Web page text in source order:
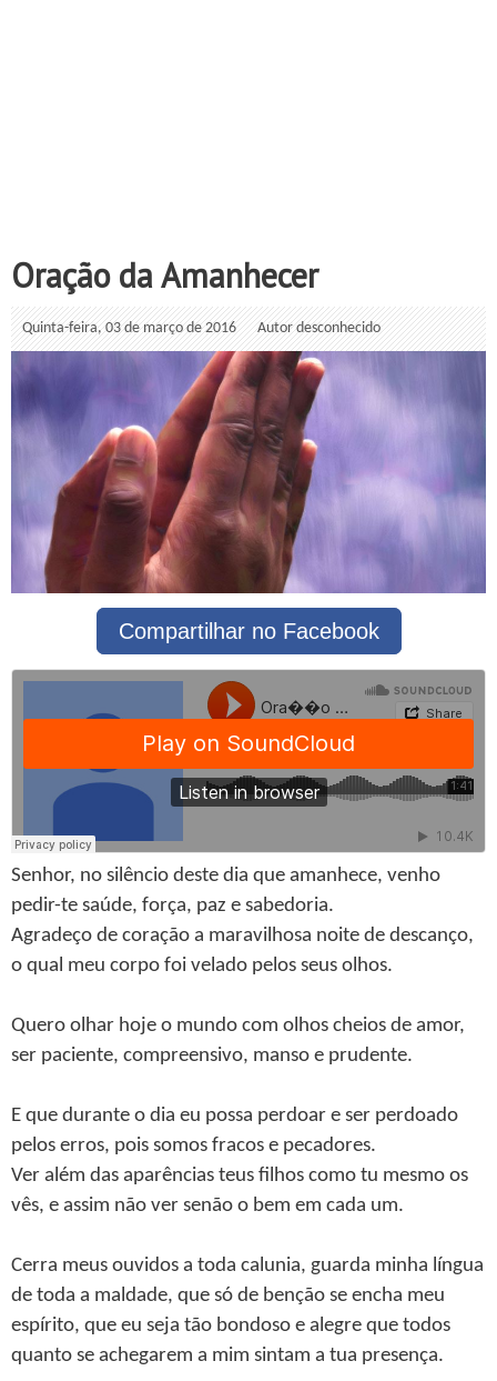
Oração da Amanhecer
Quinta-feira, 03 de março de 2016 Autor desconhecido
Compartilhar no Facebook
Senhor, no silêncio deste dia que amanhece, venho
pedir-te saúde, força, paz e sabedoria.
Agradeço de coração a maravilhosa noite de descanço,
o qual meu corpo foi velado pelos seus olhos.
Quero olhar hoje o mundo com olhos cheios de amor,
ser paciente, compreensivo, manso e prudente.
E que durante o dia eu possa perdoar e ser perdoado
pelos erros, pois somos fracos e pecadores.
Ver além das aparências teus filhos como tu mesmo os
vês, e assim não ver senão o bem em cada um.
Cerra meus ouvidos a toda calunia, guarda minha língua
de toda a maldade, que só de benção se encha meu
espírito, que eu seja tão bondoso e alegre que todos
quanto se achegarem a mim sintam a tua presença.